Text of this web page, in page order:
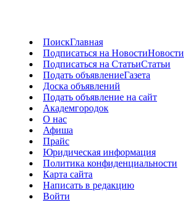
ПоискГлавная
Подписаться на НовостиНовости
Подписаться на СтатьиСтатьи
Подать объявлениеГазета
Доска объявлений
Подать объявление на сайт
Академгородок
О нас
Афиша
Прайс
Юридическая информация
Политика конфиденциальности
Карта сайта
Написать в редакцию
Войти